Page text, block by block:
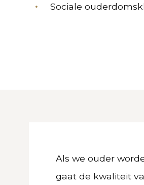
Sociale
Als we ouder
gaat de kwaliteit